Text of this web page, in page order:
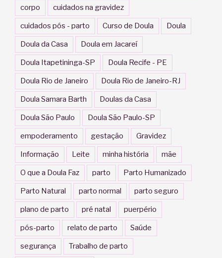
corpo cuidados na gravidez
cuidados pós - parto Curso de Doula Doula
Doula da Casa Doula em Jacareí
Doula Itapetininga-SP Doula Recife - PE
Doula Rio de Janeiro Doula Rio de Janeiro-RJ
Doula Samara Barth Doulas da Casa
Doula São Paulo Doula São Paulo-SP
empoderamento gestação Gravidez
Informação Leite minha história mãe
O que a Doula Faz parto Parto Humanizado
Parto Natural parto normal parto seguro
plano de parto pré natal puerpério
pós-parto relato de parto Saúde
segurança Trabalho de parto